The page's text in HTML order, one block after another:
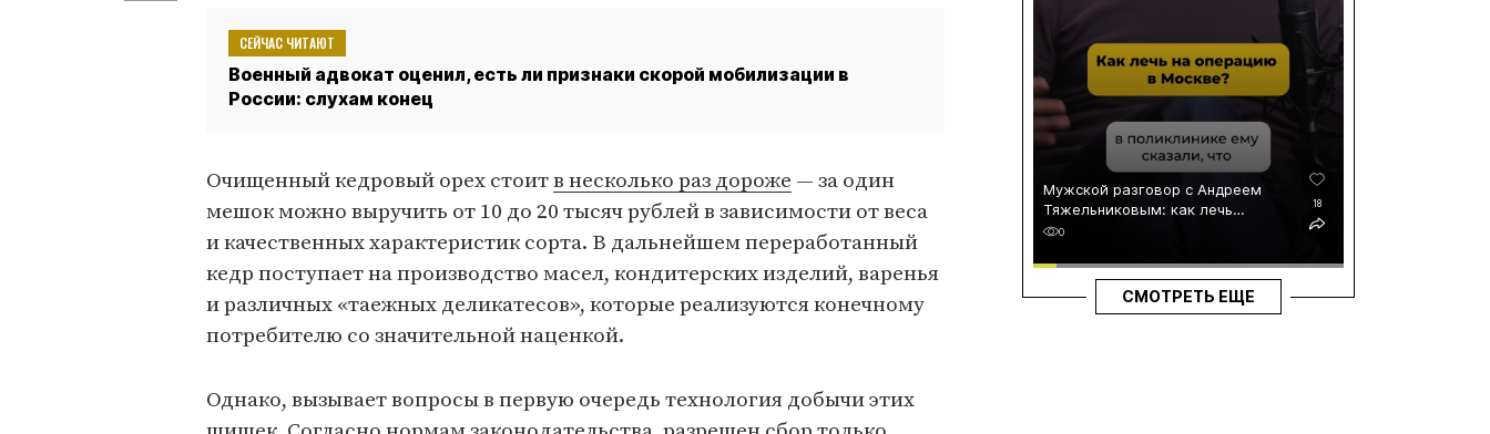
18
Мужской разговор с Андреем
Тяжельниковым: как лечь
на операцию в Москве?
0
СМОТРЕТЬ ЕЩЕ
СЕЙЧАС ЧИТАЮТ
Военный адвокат оценил, есть ли признаки скорой мобилизации в
России: слухам конец
Очищенный кедровый орех стоитв несколько раз дороже — за один
мешок можно выручить от 10 до 20 тысяч рублей в зависимости от веса
и качественных характеристик сорта. В дальнейшем переработанный
кедр поступает на производство масел, кондитерских изделий, варенья
и различных «таежных деликатесов», которые реализуются конечному
потребителю со значительной наценкой.
Однако, вызывает вопросы в первую очередь технология добычи этих